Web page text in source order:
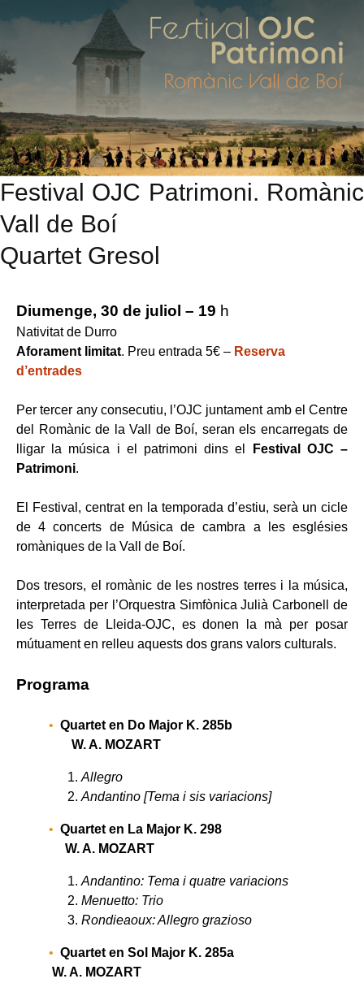
Festival OJC Patrimoni. Romànic
Vall de Boí
Quartet Gresol
Diumenge, 30 de juliol – 19 h
Nativitat de Durro
Aforament limitat. Preu entrada 5€ – Reserva
d’entrades
Per tercer any consecutiu, l’OJC juntament amb el Centre
del Romànic de la Vall de Boí, seran els encarregats de
lligar la música i el patrimoni dins el
Festival OJC –
Patrimoni.
El Festival, centrat en la temporada d’estiu, serà un cicle
de 4 concerts de Música de cambra a les esglésies
romàniques de la Vall de Boí.
Dos tresors, el romànic de les nostres terres i la música,
interpretada per l’Orquestra Simfònica Julià Carbonell de
les Terres de Lleida-OJC, es donen la mà per posar
mútuament en relleu aquests dos grans valors culturals.
Programa
Quartet en Do Major K. 285b
W. A. MOZART
Allegro
Andantino [Tema i sis variacions]
Quartet en La Major K. 298
W. A. MOZART
Andantino: Tema i quatre variacions
Menuetto: Trio
Rondieaoux: Allegro grazioso
Quartet en Sol Major K. 285a
W. A. MOZART